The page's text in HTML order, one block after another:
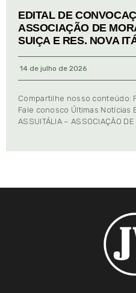
EDITAL DE
ASSOCIAÇÃO DE
SUIÇA E RES. NOVA
14 de julho de 2026
Compartilhe nosso conteúdo:
Fale conosco Últimas Notícias
ASSUITÁLIA – ASSOCIAÇÃO DE